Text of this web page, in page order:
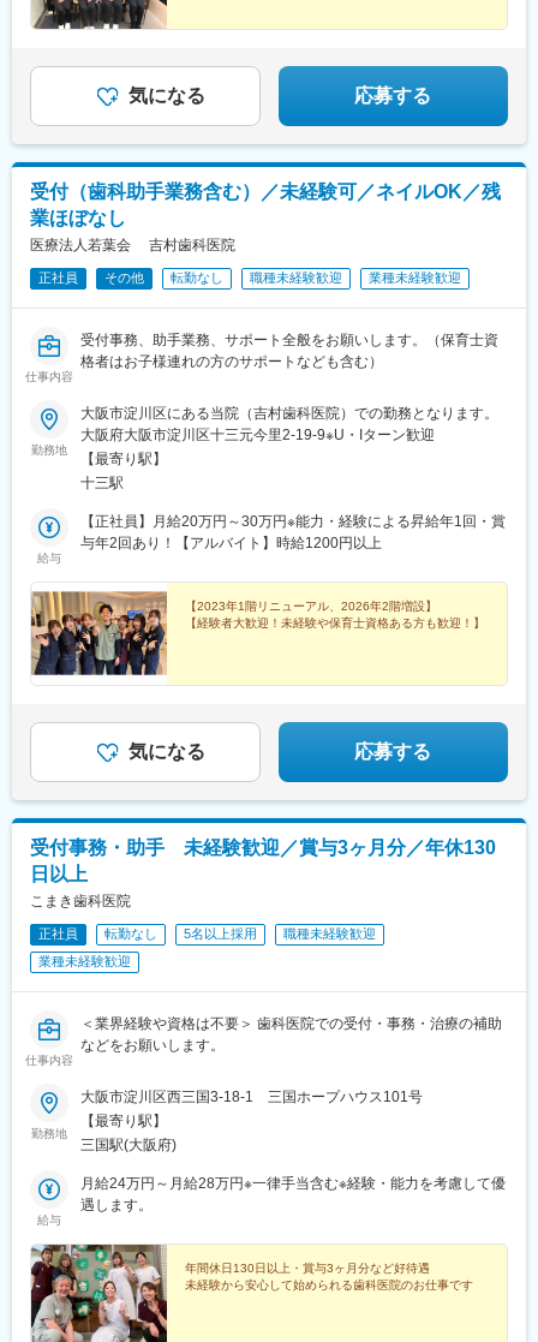
気になる 応募する
受付（歯科助手業務含む）／未経験可／ネイルOK／残
業ほぼなし
医療法人若葉会 吉村歯科医院
正社員 その他 転勤なし 職種未経験歓迎 業種未経験歓迎
仕事内容
受付事務、助手業務、サポート全般をお願いします。（保育士資
格者はお子様連れの方のサポートなども含む）
勤務地
大阪市淀川区にある当院（吉村歯科医院）での勤務となります。
大阪府大阪市淀川区十三元今里2-19-9※U・Iターン歓迎
【最寄り駅】
十三駅
給与
【正社員】月給20万円～30万円※能力・経験による昇給年1回・賞
与年2回あり！【アルバイト】時給1200円以上
【2023年1階リニューアル、2026年2階増設】
【経験者大歓迎！未経験や保育士資格ある方も歓迎！】
気になる 応募する
受付事務・助手 未経験歓迎／賞与3ヶ月分／年休130
日以上
こまき歯科医院
正社員 転勤なし 5名以上採用
職種未経験歓迎
業種未経験歓迎
仕事内容
＜業界経験や資格は不要＞ 歯科医院での受付・事務・治療の補助
などをお願いします。
勤務地
大阪市淀川区西三国3-18-1 三国ホープハウス101号
【最寄り駅】
三国駅(大阪府)
給与
月給24万円～月給28万円※一律手当含む※経験・能力を考慮して優
遇します。
年間休日130日以上・賞与3ヶ月分など好待遇
未経験から安心して始められる歯科医院のお仕事です